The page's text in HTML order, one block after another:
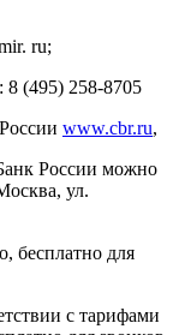
ru;
8 (495) 258-8705
www.cbr.ru,
России можно
ул.
бесплатно для
с тарифами